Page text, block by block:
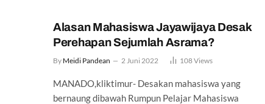
Alasan Mahasiswa Jayawijaya Desak
Perehapan Sejumlah Asrama?
By Meidi Pandean 2 Juni 2022 108Views
MANADO,kliktimur- Desakan mahasiswa yang
bernaung dibawah Rumpun Pelajar Mahasiswa